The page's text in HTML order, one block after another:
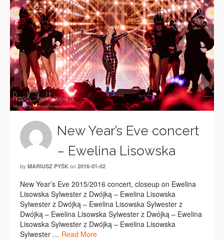
New Year’s Eve concert
– Ewelina Lisowska
by MARIUSZ PYŚK on 2016-01-02
New Year’s Eve 2015/2016 concert, closeup on Ewelina
Lisowska Sylwester z Dwójką – Ewelina Lisowska
Sylwester z Dwójką – Ewelina Lisowska Sylwester z
Dwójką – Ewelina Lisowska Sylwester z Dwójką – Ewelina
Lisowska Sylwester z Dwójką – Ewelina Lisowska
Sylwester … Read More